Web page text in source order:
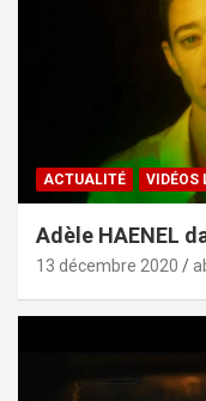
ACTUALITÉ VIDÉOS
Adèle HAENEL
13 décembre 2020